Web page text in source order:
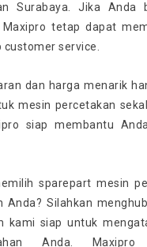
Surabaya. Jika Anda
tetap dapat
service.
dan harga menarik
mesin percetakan
siap membantu
sparepart mesin
Anda? Silahkan
kami siap untuk
Anda. Maxipro